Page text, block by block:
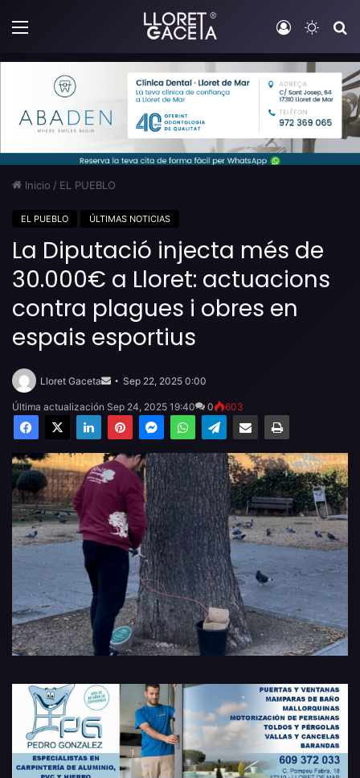
Menú Iniciar
Inicio / EL PUEBLO
EL PUEBLO ÚLTIMAS NOTICIAS
La Diputació injecta més de
30.000€ a Lloret: actuacions
contra plagues i obres en
espais esportius
Lloret Gaceta
email
Sep 22, 2025 0:00
Última actualización Sep 24, 2025 19:40 0 603
Facebook
X LinkedInPinterestMessengerWhatsAppTelegramCompartir por email Imprimir